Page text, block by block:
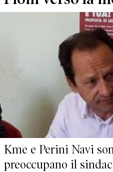
Kme e Perini Navi
preoccupano il